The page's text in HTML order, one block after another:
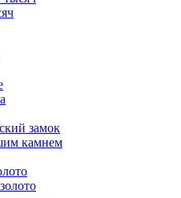
замок
камнем